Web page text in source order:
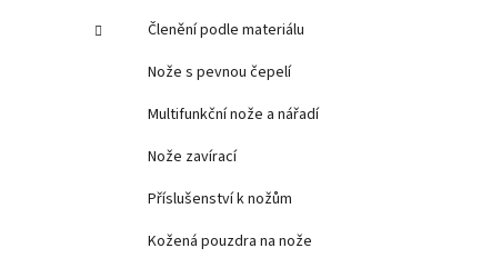
Členění podle materiálu
Nože s pevnou čepelí
Multifunkční nože a nářadí
Nože zavírací
Příslušenství k nožům
Kožená pouzdra na nože